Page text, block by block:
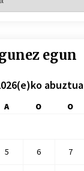
egun
abuztua
A O O
5 6 7